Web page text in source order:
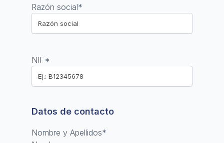
Razón social*
NIF*
Datos de contacto
Nombre y Apellidos*